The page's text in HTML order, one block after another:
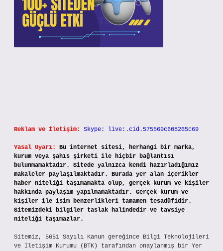
Reklam ve İletişim: Skype: live:.cid.575569c608265c69
Yasal Uyarı:
Bu internet sitesi, herhangi bir marka,
kurum veya şahıs şirketi ile hiçbir bağlantısı
bulunmamaktadır. Sitede yalnızca kendi hazırladığımız
makaleler paylaşılmaktadır. Burada yer alan içerikler
haber niteliği taşımamakta olup, gerçek kurum ve kişiler
hakkında paylaşım yapılmamaktadır. Gerçek kurum ve
kişiler ile isim benzerlikleri tamamen tesadüfidir.
Sitemizdeki bilgiler taslak halindedir ve tavsiye
niteliği taşımazlar.
Sitemiz, 5651 Sayılı Kanun gereğince Bilgi Teknolojileri
ve İletişim Kurumu (BTK) tarafından onaylanmış bir Yer